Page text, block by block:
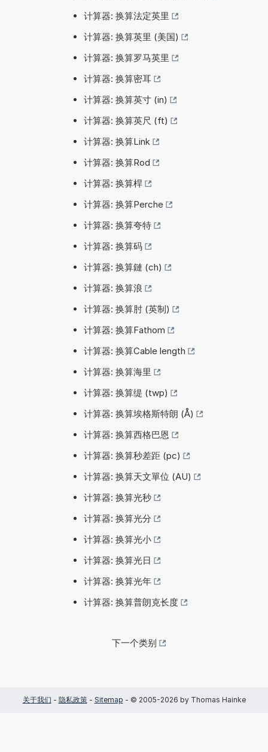
计算器: 换算法定英里
计算器: 换算英里 (美国)
计算器: 换算罗马英里
计算器: 换算密耳
计算器: 换算英寸 (in)
计算器: 换算英尺 (ft)
计算器: 换算Link
计算器: 换算Rod
计算器: 换算桿
计算器: 换算Perche
计算器: 换算夸特
计算器: 换算码
计算器: 换算鏈 (ch)
计算器: 换算浪
计算器: 换算肘 (英制)
计算器: 换算Fathom
计算器: 换算Cable length
计算器: 换算海里
计算器: 换算缇 (twp)
计算器: 换算埃格斯特朗 (Å)
计算器: 换算西格巴恩
计算器: 换算秒差距 (pc)
计算器: 换算天文單位 (AU)
计算器: 换算光秒
计算器: 换算光分
计算器: 换算光小
计算器: 换算光日
计算器: 换算光年
计算器: 换算普朗克长度
下一个类别
关于我们 - 隐私政策- Sitemap - © 2005-2026 by Thomas Hainke